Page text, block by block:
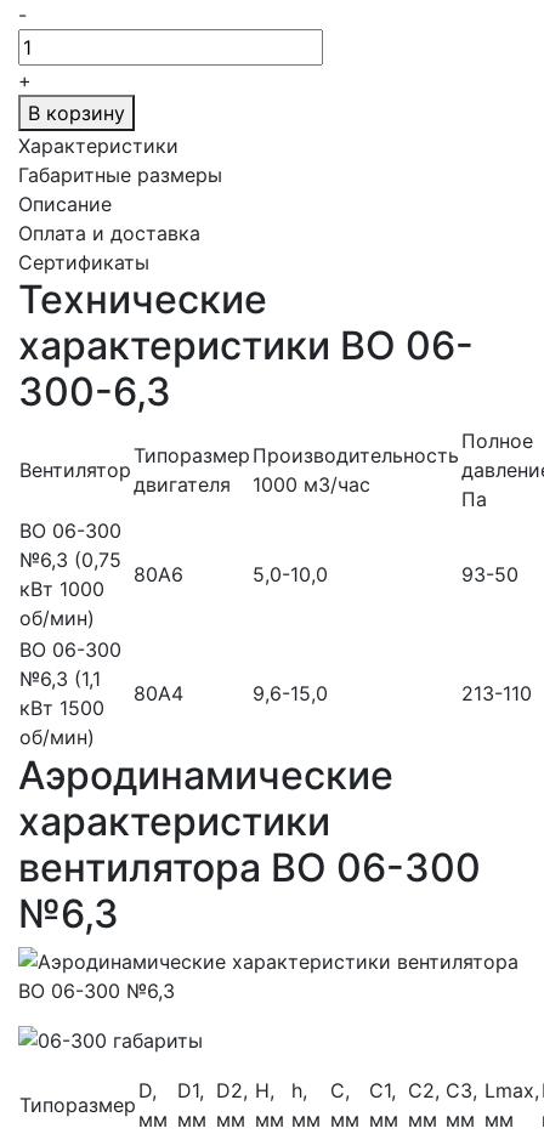
-
+
В корзину
Характеристики
Габаритные размеры
Описание
Оплата и доставка
Сертификаты
Технические
характеристики ВО 06-
300-6,3
Вентилятор
Типоразмер
двигателя
Производительность
1000 м3/час
Полное
Па
ВО 06-300
№6,3 (0,75
кВт 1000
об/мин)
80А6 5,0-10,0 93-50
ВО 06-300
№6,3 (1,1
кВт 1500
об/мин)
80А4 9,6-15,0 213-110
Аэродинамические
характеристики
вентилятора ВО 06-300
№6,3
Типоразмер
D,
мм
D1,
мм
D2,
мм
H,
мм
h,
мм
C,
мм
C1,
мм
C2,
мм
C3,
мм
Lmax,
мм